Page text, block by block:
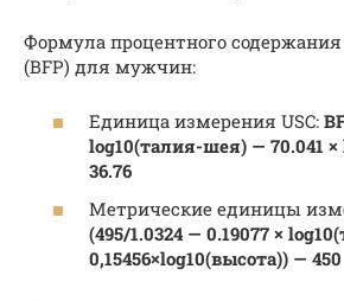
Формула процентного содержания
(BFP) для мужчин:
Единица измерения USC:
log10(талия-шея) — 70.041 ×
36.76
Метрические единицы
(495/1.0324 — 0.19077 ×
0,15456×log10(высота)) — 450